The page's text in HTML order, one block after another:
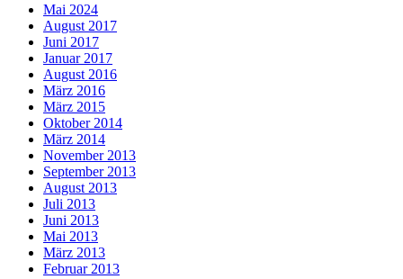
Mai 2024
August 2017
Juni 2017
Januar 2017
August 2016
März 2016
März 2015
Oktober 2014
März 2014
November 2013
September 2013
August 2013
Juli 2013
Juni 2013
Mai 2013
März 2013
Februar 2013